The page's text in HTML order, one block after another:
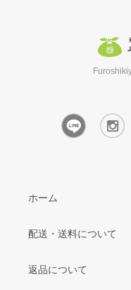
ホーム
配送・送料について
返品について